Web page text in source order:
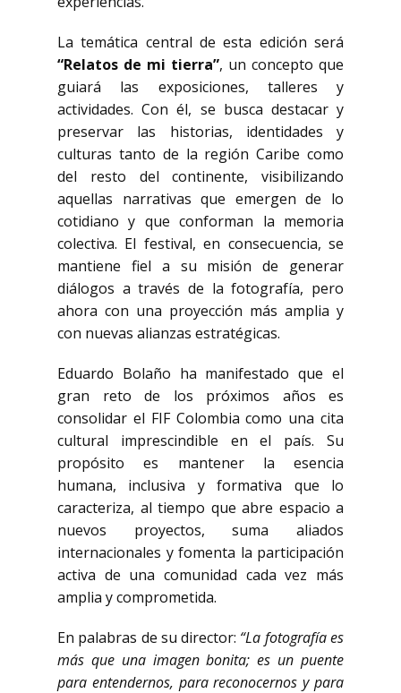
La temática central de esta edición será
“Relatos de mi tierra”, un concepto que
guiará las exposiciones, talleres y
actividades. Con él, se busca destacar y
preservar las historias, identidades y
culturas tanto de la región Caribe como
del resto del continente, visibilizando
aquellas narrativas que emergen de lo
cotidiano y que conforman la memoria
colectiva. El festival, en consecuencia, se
mantiene fiel a su misión de generar
diálogos a través de la fotografía, pero
ahora con una proyección más amplia y
con nuevas alianzas estratégicas.
Eduardo Bolaño ha manifestado que el
gran reto de los próximos años es
consolidar el FIF Colombia como una cita
cultural imprescindible en el país. Su
propósito es mantener la esencia
humana, inclusiva y formativa que lo
caracteriza, al tiempo que abre espacio a
nuevos proyectos, suma aliados
internacionales y fomenta la participación
activa de una comunidad cada vez más
amplia y comprometida.
En palabras de su director: “La fotografía es
más que una imagen bonita; es un puente
para entendernos, para reconocernos y para